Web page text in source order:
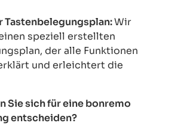
Tastenbelegungsplan:Wir
speziell erstellten
der alle Funktionen
und erleichtert die
Sie sich für eine bonremo
entscheiden?